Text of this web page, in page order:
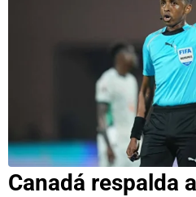
Canadá respalda